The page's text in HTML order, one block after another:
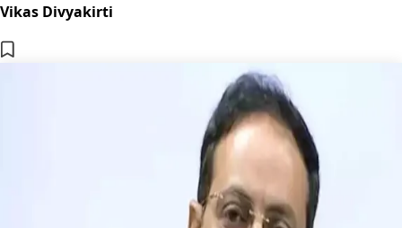
Vikas Divyakirti